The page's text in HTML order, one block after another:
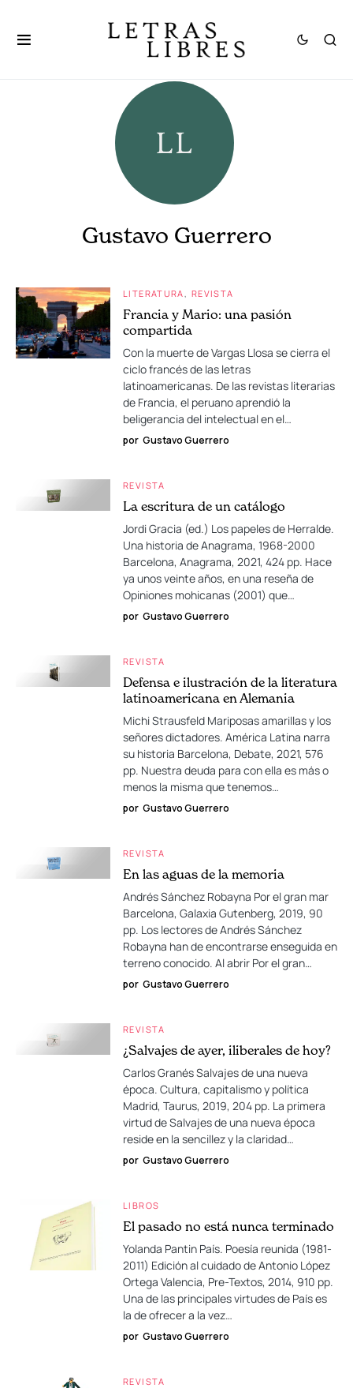
Gustavo Guerrero
LITERATURA REVISTA
Francia y Mario: una pasión
compartida
Con la muerte de Vargas Llosa se cierra el
ciclo francés de las letras
latinoamericanas. De las revistas literarias
de Francia, el peruano aprendió la
beligerancia del intelectual en el…
por Gustavo Guerrero
REVISTA
La escritura de un catálogo
Jordi Gracia (ed.) Los papeles de Herralde.
Una historia de Anagrama, 1968-2000
Barcelona, Anagrama, 2021, 424 pp. Hace
ya unos veinte años, en una reseña de
Opiniones mohicanas (2001) que…
por Gustavo Guerrero
REVISTA
Defensa e ilustración de la literatura
latinoamericana en Alemania
Michi Strausfeld Mariposas amarillas y los
señores dictadores. América Latina narra
su historia Barcelona, Debate, 2021, 576
pp. Nuestra deuda para con ella es más o
menos la misma que tenemos…
por Gustavo Guerrero
REVISTA
En las aguas de la memoria
Andrés Sánchez Robayna Por el gran mar
Barcelona, Galaxia Gutenberg, 2019, 90
pp. Los lectores de Andrés Sánchez
Robayna han de encontrarse enseguida en
terreno conocido. Al abrir Por el gran…
por Gustavo Guerrero
REVISTA
¿Salvajes de ayer, iliberales de hoy?
Carlos Granés Salvajes de una nueva
época. Cultura, capitalismo y política
Madrid, Taurus, 2019, 204 pp. La primera
virtud de Salvajes de una nueva época
reside en la sencillez y la claridad…
por Gustavo Guerrero
LIBROS
El pasado no está nunca terminado
Yolanda Pantin País. Poesía reunida (1981-
2011) Edición al cuidado de Antonio López
Ortega Valencia, Pre-Textos, 2014, 910 pp.
Una de las principales virtudes de País es
la de ofrecer a la vez…
por Gustavo Guerrero
REVISTA